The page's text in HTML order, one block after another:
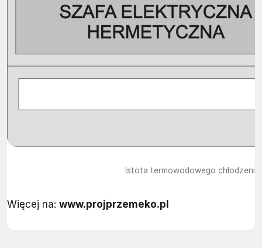
Istota termowodowego
Więcej na: www.projprzemeko.pl